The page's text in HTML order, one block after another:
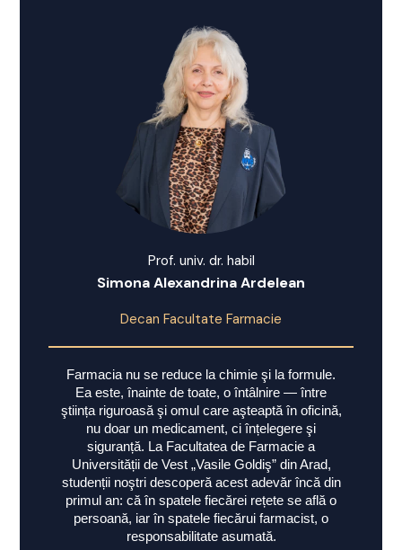
Prof. univ. dr. habil
Simona Alexandrina Ardelean
Decan Facultate Farmacie
Farmacia nu se reduce la chimie şi la formule.
Ea este, înainte de toate, o întâlnire — între
ştiința riguroasă şi omul care aşteaptă în oficină,
nu doar un medicament, ci înțelegere şi
siguranță. La Facultatea de Farmacie a
Universității de Vest „Vasile Goldiş” din Arad,
studenții noştri descoperă acest adevăr încă din
primul an: că în spatele fiecărei rețete se află o
persoană, iar în spatele fiecărui farmacist, o
responsabilitate asumată.